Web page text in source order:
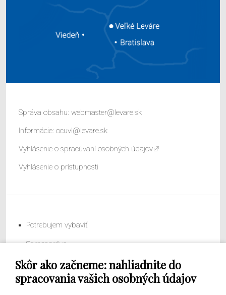
Skôr ako začneme: nahliadnite do
spracovania vašich osobných údajov
Správa obsahu: webmaster@levare.sk
Informácie: ocuvl@levare.sk
Vyhlásenie o spracúvaní osobných údajov
Vyhlásenie o prístupnosti
Potrebujem vybaviť
Samospráva
Obecný úrad